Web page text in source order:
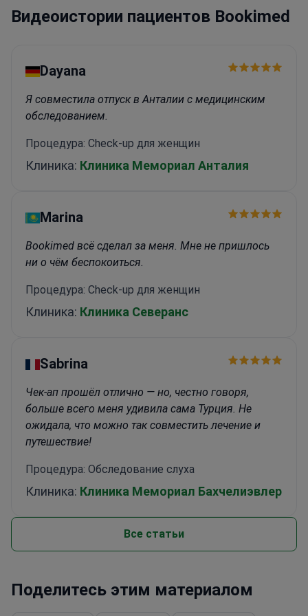
здоровьяЛечит сложные хронические
Видеоистории пациентов Bookimed
Dayana
Я совместила отпуск в Анталии с медицинским
обследованием.
Процедура: Check-up для женщин
Клиника: Клиника Мемориал Анталия
Marina
Bookimed всё сделал за меня. Мне не пришлось
ни о чём беспокоиться.
Процедура: Check-up для женщин
Клиника: Клиника Северанс
Sabrina
Чек-ап прошёл отлично — но, честно говоря,
больше всего меня удивила сама Турция. Не
ожидала, что можно так совместить лечение и
путешествие!
Процедура: Обследование слуха
Клиника: Клиника Мемориал Бахчелиэвлер
Все статьи
Поделитесь этим материалом